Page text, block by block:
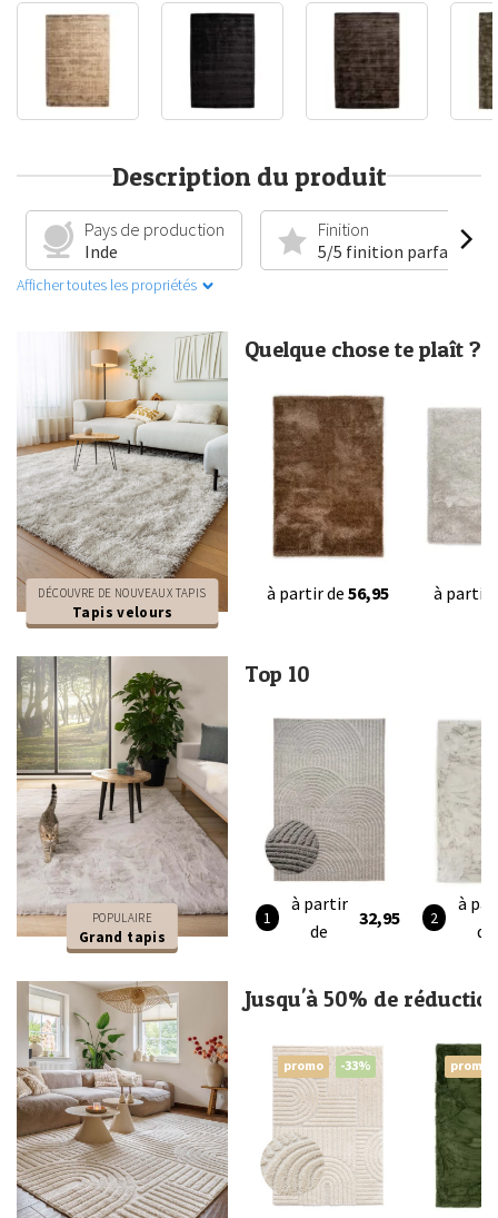
Description du produit
Pays de production
Inde
Finition
5/5 finition parfaite
Afficher toutes les propriétés
DÉCOUVRE DE NOUVEAUX TAPIS
Tapis velours
Quelque chose te plaît ?
à partir de 56,95 à partir
POPULAIRE
Grand tapis
Top 10
à partir
de
32,95
à
de
Jusqu'à 50% de
promo -33% promo